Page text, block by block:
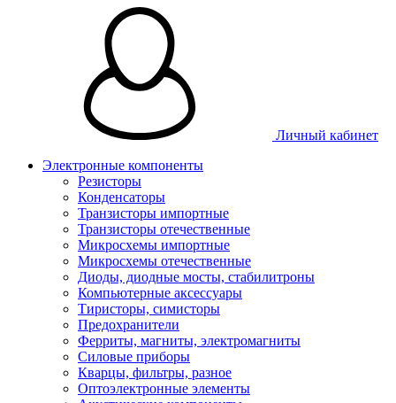
Личный кабинет
Электронные компоненты
Резисторы
Конденсаторы
Транзисторы импортные
Транзисторы отечественные
Микросхемы импортные
Микросхемы отечественные
Диоды, диодные мосты, стабилитроны
Компьютерные аксессуары
Тиристоры, симисторы
Предохранители
Ферриты, магниты, электромагниты
Силовые приборы
Кварцы, фильтры, разное
Оптоэлектронные элементы